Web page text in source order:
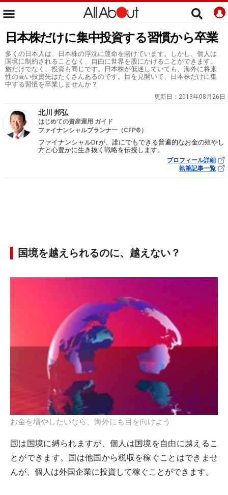
日本株だけに集中投資する習慣から卒業
多くの日本人は、日本株の浮沈に運命を賭けています。しかし、個人は
国境に制約されることなく、自由に世界を股にかけることができます。
旅だけでなく、投資も同じです。日本株が低迷していても、海外に将来
性の高い投資先はたくさんあるのです。目を見開いて、日本株だけに集
中する習慣を卒業しませんか？
更新日： 2013年08月26日
北川 邦弘
はじめての資産運用 ガイド
ファイナンシャルプランナー（CFP®）
ファイナンシャルDr.が、誰にでもできる普遍的なお金の殖やし
方と心豊かに生き抜く戦略を伝授します。
プロフィール詳細
執筆記事一覧
国境を越えられるのに、越えない？
お金を増やしたいなら、海外にも目を向けよう
国は国境に縛られますが、個人は国境を自由に越えるこ
とができます。国は他国から税収を稼ぐことはできませ
んが、個人は外国企業に投資して稼ぐことができます。